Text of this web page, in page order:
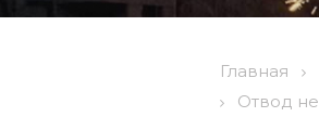
Главная
Отвод